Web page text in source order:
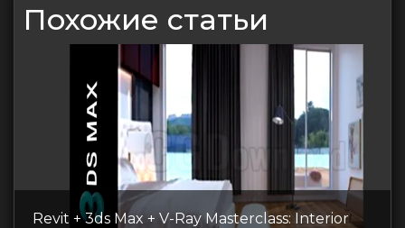
Похожие статьи
Revit + 3ds Max + V-Ray Masterclass: Interior